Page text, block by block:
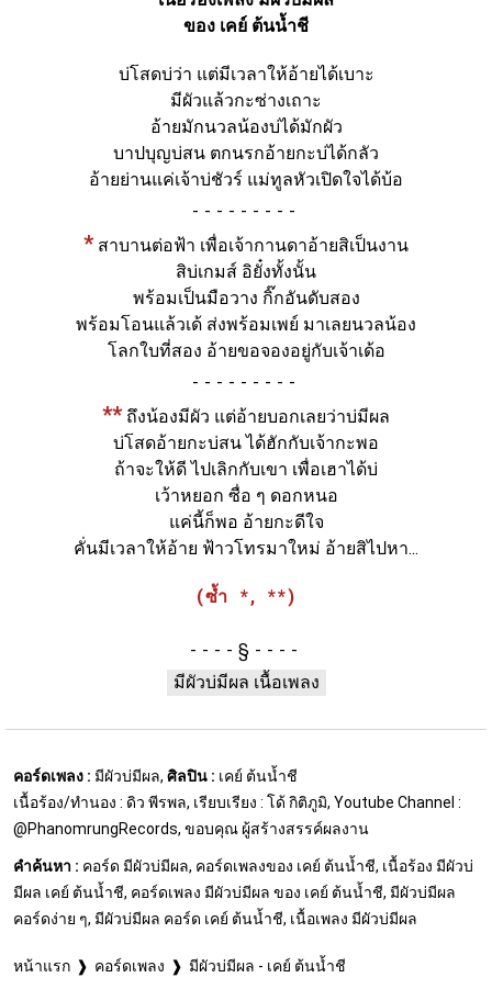
ของ เคย์ ต้นน้ำชี
บ่โสดบ่ว่า แต่มีเวลาให้อ้ายได้เบาะ
มีผัวแล้วกะซ่างเถาะ
อ้ายมักนวลน้องบ่ได้มักผัว
บาปบุญบ่สน ตกนรกอ้ายกะบ่ได้กลัว
อ้ายย่านแค่เจ้าบ่ชัวร์ แม่ทูลหัวเปิดใจได้บ้อ
-
* สาบานต่อฟ้า เพื่อเจ้ากานดาอ้ายสิเป็นงาน
สิบ่เกมส์ อิยั๋งทั้งนั้น
พร้อมเป็นมือวาง กิ๊กอันดับสอง
พร้อมโอนแล้วเด้ ส่งพร้อมเพย์ มาเลยนวลน้อง
โลกใบที่สอง อ้ายขอจองอยู่กับเจ้าเด้อ
-
** ถึงน้องมีผัว แต่อ้ายบอกเลยว่าบ่มีผล
บ่โสดอ้ายกะบ่สน ได้ฮักกับเจ้ากะพอ
ถ้าจะให้ดี ไปเลิกกับเขา เพื่อเฮาได้บ่
เว้าหยอก ซื่อ ๆ ดอกหนอ
แค่นี้ก็พอ อ้ายกะดีใจ
คั่นมีเวลาให้อ้าย ฟ้าวโทรมาใหม่ อ้ายสิไปหา...
(ซ้ำ *, **)
§
มีผัวบ่มีผล เนื้อเพลง
คอร์ดเพลง : มีผัวบ่มีผล, ศิลปิน : เคย์ ต้นน้ำชี
เนื้อร้อง/ทำนอง : ดิว พีรพล, เรียบเรียง : โด้ กิติภูมิ, Youtube Channel :
@PhanomrungRecords, ขอบคุณ ผู้สร้างสรรค์ผลงาน
คำค้นหา : คอร์ด มีผัวบ่มีผล, คอร์ดเพลงของ เคย์ ต้นน้ำชี, เนื้อร้อง มีผัวบ่
มีผล เคย์ ต้นน้ำชี, คอร์ดเพลง มีผัวบ่มีผล ของ เคย์ ต้นน้ำชี, มีผัวบ่มีผล
คอร์ดง่าย ๆ, มีผัวบ่มีผล คอร์ด เคย์ ต้นน้ำชี, เนื้อเพลง มีผัวบ่มีผล
หน้าแรก คอร์ดเพลง มีผัวบ่มีผล - เคย์ ต้นน้ำชี